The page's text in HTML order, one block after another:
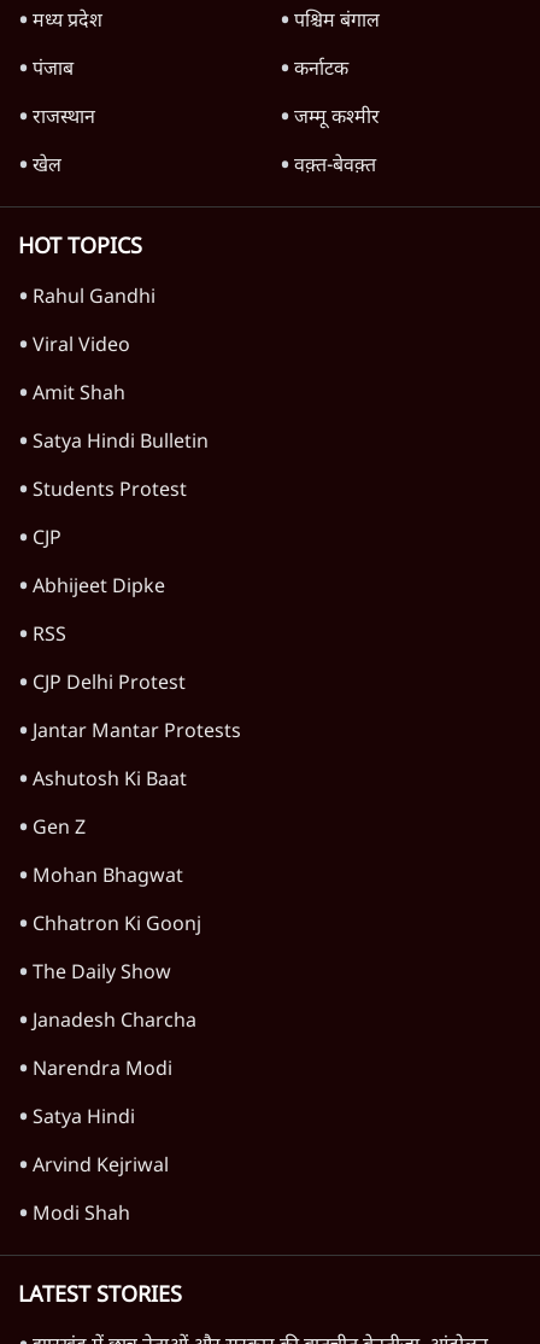
मध्य प्रदेश
पश्चिम बंगाल
पंजाब
कर्नाटक
राजस्थान
जम्मू कश्मीर
खेल
वक़्त-बेवक़्त
HOT TOPICS
Rahul Gandhi
Viral Video
Amit Shah
Satya Hindi Bulletin
Students Protest
CJP
Abhijeet Dipke
RSS
CJP Delhi Protest
Jantar Mantar Protests
Ashutosh Ki Baat
Gen Z
Mohan Bhagwat
Chhatron Ki Goonj
The Daily Show
Janadesh Charcha
Narendra Modi
Satya Hindi
Arvind Kejriwal
Modi Shah
LATEST STORIES